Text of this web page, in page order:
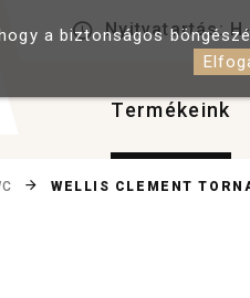
Nyitvatartás:
Termékeink
WELLIS CLEMENT
a biztonságos